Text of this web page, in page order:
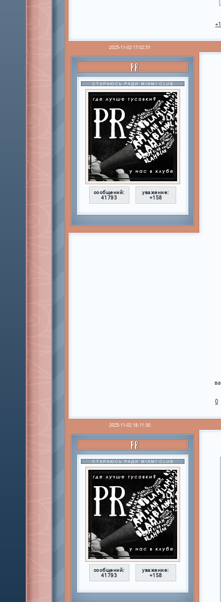
+1
2025-11-02 17:02:51
PR
СТАРАЮСЬ РАДИ MIAMI CLUB
сообщений:
41793
уважение:
+158
0
2025-11-02 18:11:30
PR
СТАРАЮСЬ РАДИ MIAMI CLUB
сообщений:
41793
уважение:
+158